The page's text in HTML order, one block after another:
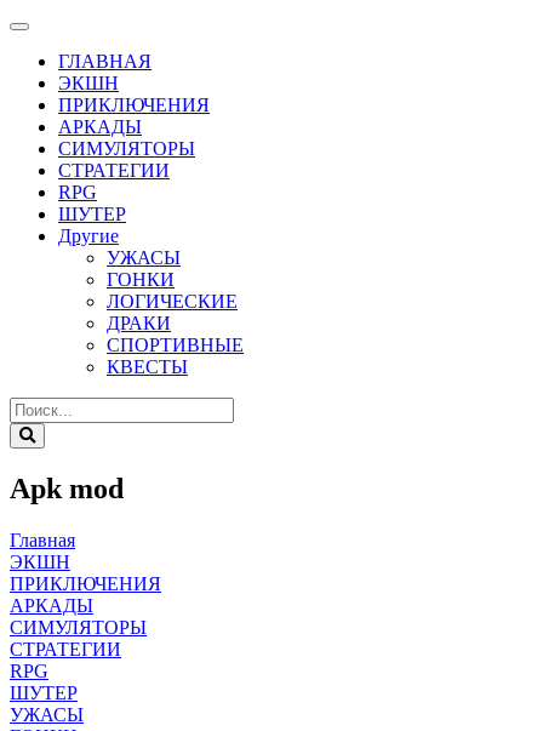
ГЛАВНАЯ
ЭКШН
ПРИКЛЮЧЕНИЯ
АРКАДЫ
СИМУЛЯТОРЫ
СТРАТЕГИИ
RPG
ШУТЕР
Другие
УЖАСЫ
ГОНКИ
ЛОГИЧЕСКИЕ
ДРАКИ
СПОРТИВНЫЕ
КВЕСТЫ
Apk mod
Главная
ЭКШН
ПРИКЛЮЧЕНИЯ
АРКАДЫ
СИМУЛЯТОРЫ
СТРАТЕГИИ
RPG
ШУТЕР
УЖАСЫ